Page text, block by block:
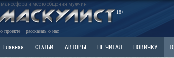
маносфера и место общения мужчин
18+
о проекте рассказать о нас
Главная СТАТЬИ АВТОРЫ НЕ ЧИТАЛ НОВИЧКУ